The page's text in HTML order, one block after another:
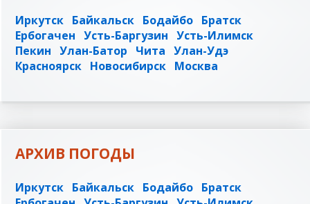
Иркутск Байкальск Бодайбо Братск
Ербогачен Усть-Баргузин Усть-Илимск
Пекин Улан-Батор Чита Улан-Удэ
Красноярск Новосибирск Москва
АРХИВ ПОГОДЫ
Иркутск Байкальск Бодайбо Братск